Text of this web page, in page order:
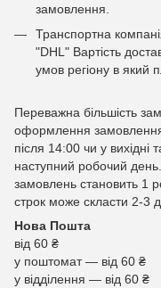
замовлення.
Транспортна
"DHL" Вартість
умов регіону в який
Переважна більшість
оформлення
після 14:00 чи у вихідні
наступний робочий
замовлень становить 1
строк може скласти 2-3
Нова Пошта
від 60 ₴
у поштомат — від 60 ₴
у відділення — від 60 ₴